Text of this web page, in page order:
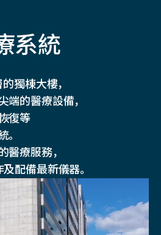
系統
獨棟大樓，
端的醫療設備，
復等
。
醫療服務，
配備最新儀器。